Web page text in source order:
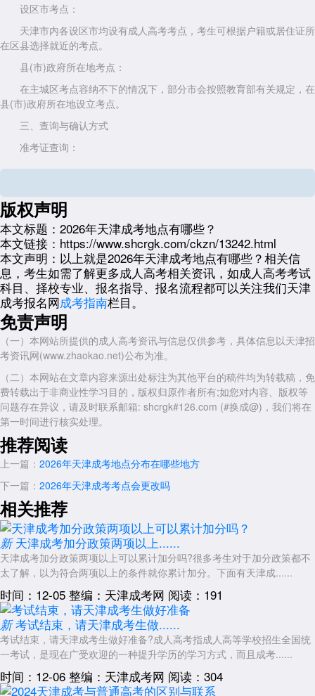
设区市考点：
天津市内各设区市均设有成人高考考点，考生可根据户籍或居住证所
在区县选择就近的考点。
县(市)政府所在地考点：
在主城区考点容纳不下的情况下，部分市会按照教育部有关规定，在
县(市)政府所在地设立考点。
三、查询与确认方式
准考证查询：
报名成功后，考生需在指定时间登录天津市教育招生考试院官网“招
准考证上会明确标注考试时间、地点及座位号。
官网查询：
考生可登录“招考资讯网”，在首页或“公众服务大厅”等栏目中，找
到“成人高考”或“考试信息查询”入口。
根据系统提示输入身份证号、准考证号或报名号等信息，即可查询考
点分布及具体地址。
以上就是关于：“2026年天津成考地点有哪些”的简单介绍，想了解更
多内容，可以持续关注天津成人高考 网www.shcrgk.com
展开全文
版权声明
本文标题： 2026年天津成考地点有哪些？
本文链接： https://www.shcrgk.com/ckzn/13242.html
本文声明： 以上就是2026年天津成考地点有哪些？相关信
息，考生如需了解更多成人高考相关资讯，如成人高考考试
科目、择校专业、报名指导、报名流程都可以关注我们天津
成考报名网成考指南栏目。
免责声明
（一）本网站所提供的成人高考资讯与信息仅供参考，具体信息以天津招
考资讯网(www.zhaokao.net)公布为准。
（二）本网站在文章内容来源出处标注为其他平台的稿件均为转载稿，免
费转载出于非商业性学习目的，版权归原作者所有;如您对内容、版权等
问题存在异议，请及时联系邮箱: shcrgk#126.com (#换成@)，我们将在
第一时间进行核实处理。
推荐阅读
上一篇： 2026年天津成考地点分布在哪些地方
下一篇： 2026年天津成考考点会更改吗
相关推荐
新 天津成考加分政策两项以上......
天津成考加分政策两项以上可以累计加分吗?很多考生对于加分政策都不
太了解，以为符合两项以上的条件就你累计加分。下面有天津成......
时间：12-05 整编：天津成考网 阅读：191
新 考试结束，请天津成考生做......
考试结束，请天津成考生做好准备?成人高考指成人高等学校招生全国统
一考试，是现在广受欢迎的一种提升学历的学习方式，而且成考......
时间：12-06 整编：天津成考网 阅读：304